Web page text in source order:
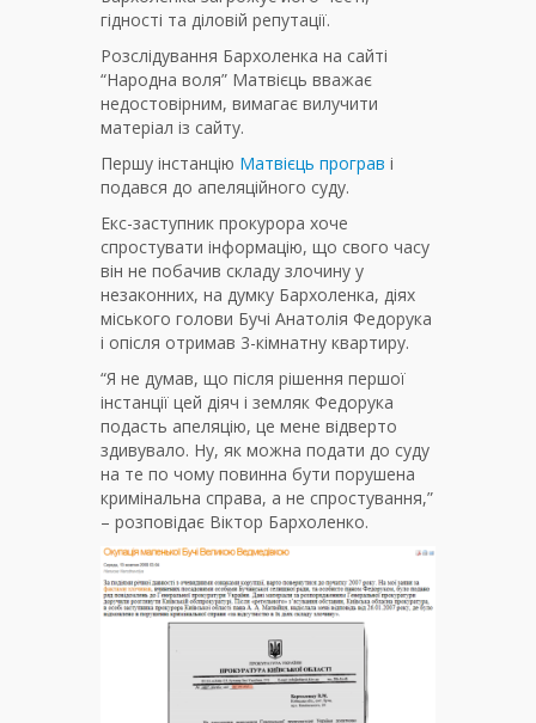
гідності та діловій репутації.
Розслідування Бархоленка на сайті
“Народна воля” Матвієць вважає
недостовірним, вимагає вилучити
матеріал із сайту.
Першу інстанцію Матвієць програв і
подався до апеляційного суду.
Екс-заступник прокурора хоче
спростувати інформацію, що свого часу
він не побачив складу злочину у
незаконних, на думку Бархоленка, діях
міського голови Бучі Анатолія Федорука
і опісля отримав 3-кімнатну квартиру.
“Я не думав, що після рішення першої
інстанції цей діяч і земляк Федорука
подасть апеляцію, це мене відверто
здивувало. Ну, як можна подати до суду
на те по чому повинна бути порушена
кримінальна справа, а не спростування,”
– розповідає Віктор Бархоленко.